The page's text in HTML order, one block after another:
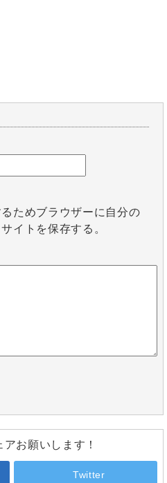
ためブラウザーに自分の
イトを保存する。
お願いします！
Twitter